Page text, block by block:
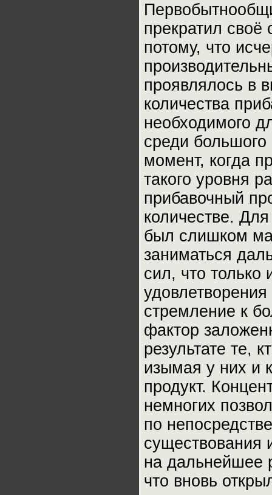
прекратил
потому, что
проявлялось в
количества
необходимого
среди большого
момент, когда
такого уровня
прибавочный
количестве.
был слишком
заниматься
сил, что только
стремление к
фактор
результате те,
изымая у них и
продукт.
немногих
по
существования
на дальнейшее
что вновь